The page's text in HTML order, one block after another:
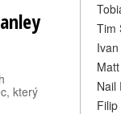
který
Tim
Nail